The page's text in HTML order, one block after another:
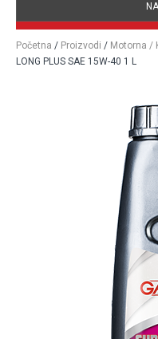
Početna / Proizvodi / Motorna /
LONG PLUS SAE 15W-40 1 L